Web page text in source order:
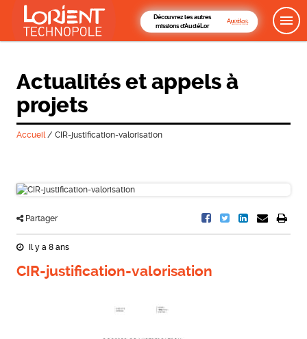
Découvrez les autres
missions d'AudéLor
Actualités et appels à
projets
Accueil/ CIR-justification-valorisation
Partager
Il y a 8 ans
CIR-justification-valorisation